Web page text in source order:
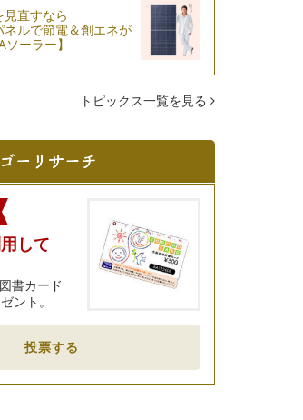
直すなら
ルで節電＆創エネが
ーラー】
トピックス一覧を見る
して
書カード
ント。
投票する